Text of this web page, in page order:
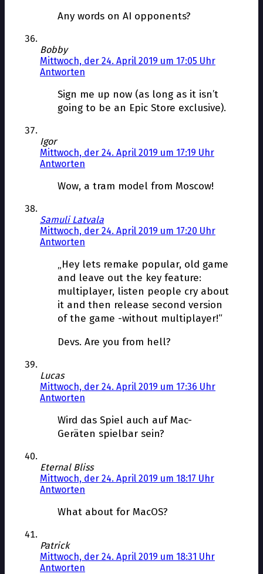
Any words on AI opponents?
Bobby
Mittwoch, der 24. April 2019 um 17:05 Uhr
Antworten
Sign me up now (as long as it isn’t
going to be an Epic Store exclusive).
Igor
Mittwoch, der 24. April 2019 um 17:19 Uhr
Antworten
Wow, a tram model from Moscow!
Samuli Latvala
Mittwoch, der 24. April 2019 um 17:20 Uhr
Antworten
„Hey lets remake popular, old game
and leave out the key feature:
multiplayer, listen people cry about
it and then release second version
of the game -without multiplayer!“
Devs. Are you from hell?
Lucas
Mittwoch, der 24. April 2019 um 17:36 Uhr
Antworten
Wird das Spiel auch auf Mac-
Geräten spielbar sein?
Eternal Bliss
Mittwoch, der 24. April 2019 um 18:17 Uhr
Antworten
What about for MacOS?
Patrick
Mittwoch, der 24. April 2019 um 18:31 Uhr
Antworten